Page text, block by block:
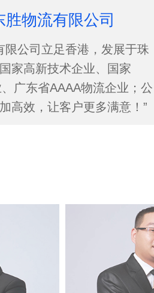
胜物流有限公司
限公司立足香港，发展于珠
家高新技术企业、国家
广东省AAAA物流企业；公
高效，让客户更多满意！”